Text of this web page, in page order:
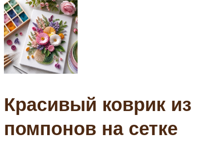
Красивый коврик из
помпонов на сетке